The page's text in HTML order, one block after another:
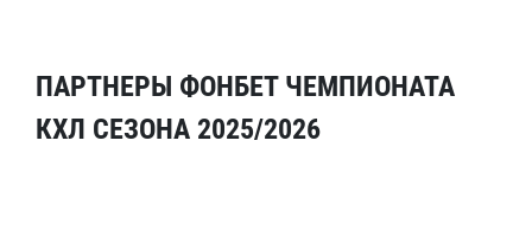
ПАРТНЕРЫ ФОНБЕТ ЧЕМПИОНАТА
КХЛ СЕЗОНА 2025/2026